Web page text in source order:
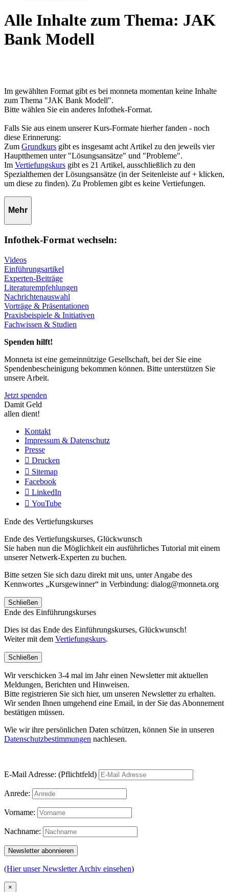
Alle Inhalte zum Thema: JAK
Bank Modell
Im gewählten Format gibt es bei monneta momentan keine Inhalte
zum Thema "JAK Bank Modell".
Bitte wählen Sie ein anderes Infothek-Format.
Falls Sie aus einem unserer Kurs-Formate hierher fanden - noch
diese Erinnerung:
Zum Grundkurs gibt es insgesamt acht Artikel zu den jeweils vier
Hauptthemen unter "Lösungsansätze" und "Probleme".
Im Vertiefungskurs gibt es 21 Artikel, ausschließlich zu den
Spezialthemen der Lösungsansätze (in der Seitenleiste auf + klicken,
um diese zu finden). Zu Problemen gibt es keine Vertiefungen.
Mehr
Infothek-Format wechseln:
Videos
Einführungsartikel
Experten-Beiträge
Literaturempfehlungen
Nachrichtenauswahl
Vorträge & Präsentationen
Praxisbeispiele & Initiativen
Fachwissen & Studien
Spenden hilft!
Monneta ist eine gemeinnützige Gesellschaft, bei der Sie eine
Spendenbescheinigung bekommen können. Bitte unterstützen Sie
unsere Arbeit.
Jetzt spenden
Damit Geld
allen dient!
Kontakt
Impressum & Datenschutz
Presse
Drucken
Sitemap
Facebook
LinkedIn
YouTube
Ende des Vertiefungskurses
Ende des Vertiefungskurses, Glückwunsch
Sie haben nun die Möglichkeit ein ausführliches Tutorial mit einem
unserer Netwerk-Experten zu buchen.
Bitte setzen Sie sich dazu direkt mit uns, unter Angabe des
Kennwortes „Kursgewinner“ in Verbindung: dialog@monneta.org
Schließen
Ende des Einführungskurses
Dies ist das Ende des Einführungskurses, Glückwunsch!
Weiter mit dem Vertiefungskurs.
Schließen
Wir verschicken 3-4 mal im Jahr einen Newsletter mit aktuellen
Meldungen, Berichten und Hinweisen.
Bitte registrieren Sie sich hier, um unseren Newsletter zu erhalten.
Wir senden Ihnen umgehend eine Email, in der Sie das Abonnement
bestätigen müssen.
Wie wir ihre persönlichen Daten schützen, können Sie in unseren
Datenschutzbestimmungen nachlesen.
E-Mail Adresse: (Pflichtfeld)
Anrede:
Vorname:
Nachname:
(Hier unser Newsletter Archiv einsehen)
×